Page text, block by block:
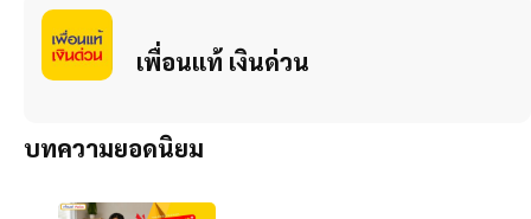
เพื่อนแท้ เงินด่วน
บทความยอดนิยม